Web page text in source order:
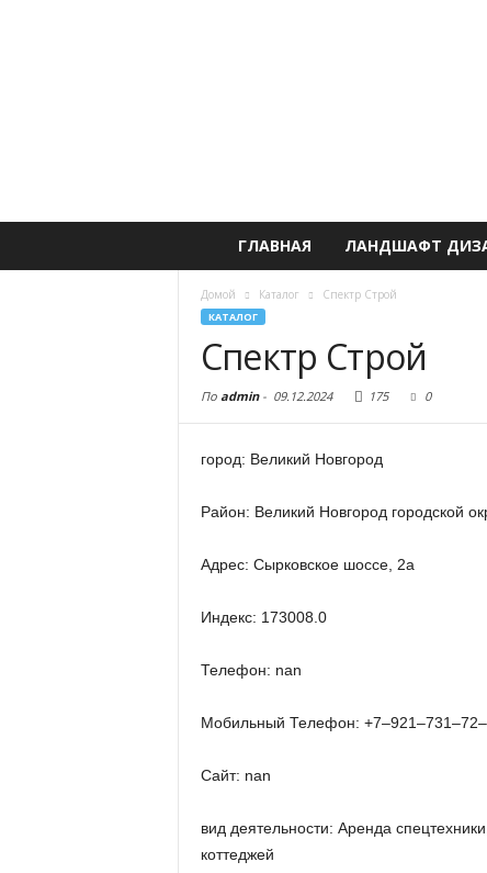
ГЛАВНАЯ ЛАНДШАФТ
Домой Каталог Спектр Строй
КАТАЛОГ
Спектр Строй
По admin- 09.12.2024 175 0
город: Великий Новгород
Район: Великий Новгород городской
Адрес: Сырковское шоссе, 2а
Индекс: 173008.0
Телефон: nan
Мобильный Телефон:
Сайт: nan
вид деятельности: Аренда
коттеджей